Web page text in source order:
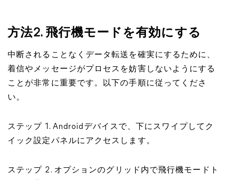
方法2. 飛行機モードを有効にする
中断されることなくデータ転送を確実にするために、
着信やメッセージがプロセスを妨害しないようにする
ことが非常に重要です。以下の手順に従ってくださ
い。
ステップ 1. Androidデバイスで、下にスワイプしてク
イック設定パネルにアクセスします。
ステップ 2. オプションのグリッド内で飛行機モードト